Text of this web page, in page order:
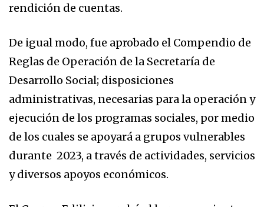
rendición de cuentas.
De igual modo, fue aprobado el Compendio de
Reglas de Operación de la Secretaría de
Desarrollo Social; disposiciones
administrativas, necesarias para la operación y
ejecución de los programas sociales, por medio
de los cuales se apoyará a grupos vulnerables
durante 2023, a través de actividades, servicios
y diversos apoyos económicos.